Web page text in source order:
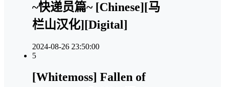
~快递员篇~ [Chinese][马
栏山汉化][Digital]
2024-08-26 23:50:00
5
[Whitemoss] Fallen of